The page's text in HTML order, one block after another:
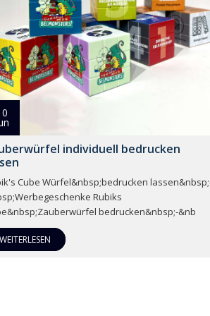
individuell bedrucken
Cube Würfel&nbsp;bedrucken
Rubiks
bedrucken&nbsp;-&nb
WEITERLESEN